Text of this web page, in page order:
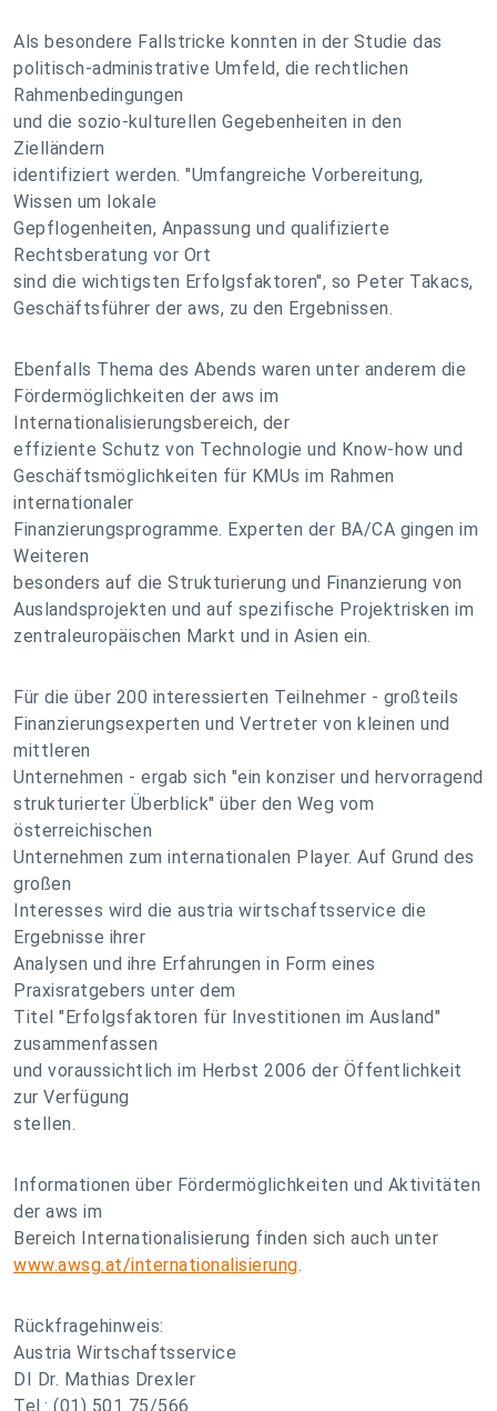
Als besondere Fallstricke konnten in der Studie das
politisch-administrative Umfeld, die rechtlichen
Rahmenbedingungen
und die sozio-kulturellen Gegebenheiten in den
Zielländern
identifiziert werden. "Umfangreiche Vorbereitung,
Wissen um lokale
Gepflogenheiten, Anpassung und qualifizierte
Rechtsberatung vor Ort
sind die wichtigsten Erfolgsfaktoren", so Peter Takacs,
Geschäftsführer der aws, zu den Ergebnissen.
Ebenfalls Thema des Abends waren unter anderem die
Fördermöglichkeiten der aws im
Internationalisierungsbereich, der
effiziente Schutz von Technologie und Know-how und
Geschäftsmöglichkeiten für KMUs im Rahmen
internationaler
Finanzierungsprogramme. Experten der BA/CA gingen im
Weiteren
besonders auf die Strukturierung und Finanzierung von
Auslandsprojekten und auf spezifische Projektrisken im
zentraleuropäischen Markt und in Asien ein.
Für die über 200 interessierten Teilnehmer - großteils
Finanzierungsexperten und Vertreter von kleinen und
mittleren
Unternehmen - ergab sich "ein konziser und hervorragend
strukturierter Überblick" über den Weg vom
österreichischen
Unternehmen zum internationalen Player. Auf Grund des
großen
Interesses wird die austria wirtschaftsservice die
Ergebnisse ihrer
Analysen und ihre Erfahrungen in Form eines
Praxisratgebers unter dem
Titel "Erfolgsfaktoren für Investitionen im Ausland"
zusammenfassen
und voraussichtlich im Herbst 2006 der Öffentlichkeit
zur Verfügung
stellen.
Informationen über Fördermöglichkeiten und Aktivitäten
der aws im
Bereich Internationalisierung finden sich auch unter
www.awsg.at/internationalisierung.
Rückfragehinweis:
Austria Wirtschaftsservice
DI Dr. Mathias Drexler
Tel.: (01) 501 75/566